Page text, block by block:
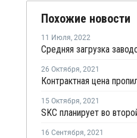
Похожие новости
11 Июля, 2022
26 Октября, 2021
15 Октября, 2021
16 Сентября, 2021